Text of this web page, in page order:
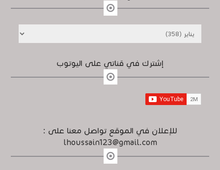
إشترك في قناتي على اليوتوب
للإعلان في الموقع تواصل معنا على :
lhoussain123@gmail.com